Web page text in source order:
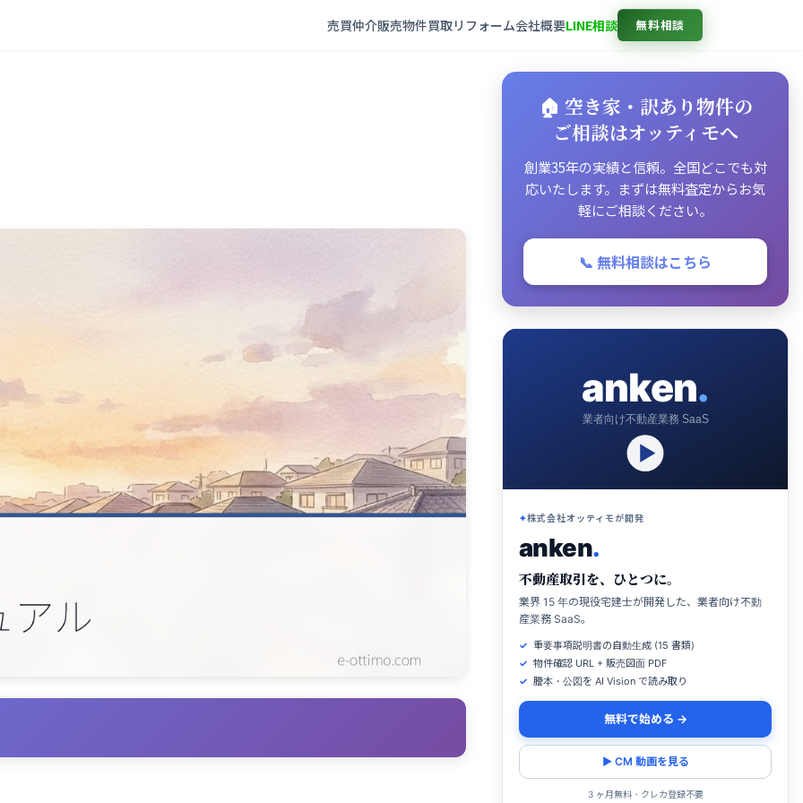
売買仲介販売物件買取リフォーム会社概要LINE相談 無料相談
🏠 空き家・訳あり物件の
ご相談はオッティモへ
創業35年の実績と信頼。全国どこでも対
応いたします。まずは無料査定からお気
軽にご相談ください。
📞 無料相談はこちら
anken.
業者向け不動産業務 SaaS
株式会社オッティモが開発
anken.
不動産取引を、ひとつに。
業界 15 年の現役宅建士が開発した、業者向け不動
産業務 SaaS。
重要事項説明書の自動生成 (15 書類)
物件確認 URL + 販売図面 PDF
謄本・公図を AI Vision で読み取り
無料で始める →
▶ CM 動画を見る
3 ヶ月無料・クレカ登録不要